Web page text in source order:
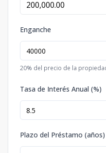
Enganche
20% del precio de la
Tasa de Interés Anual (%)
Plazo del Préstamo (años)